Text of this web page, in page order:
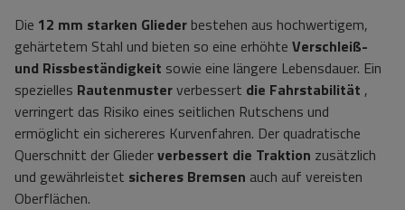
Die 12 mm starken Glieder bestehen aus hochwertigem,
gehärtetem Stahl und bieten so eine erhöhte Verschleiß-
und Rissbeständigkeit sowie eine längere Lebensdauer. Ein
spezielles Rautenmusterverbessert die Fahrstabilität ,
verringert das Risiko eines seitlichen Rutschens und
ermöglicht ein sichereres Kurvenfahren. Der quadratische
Querschnitt der Gliederverbessert die Traktion zusätzlich
und gewährleistet sicheres Bremsen auch auf vereisten
Oberflächen.